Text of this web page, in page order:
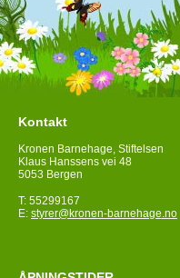
Kontakt
Kronen Barnehage, Stiftelsen
Klaus Hanssens vei 48
5053 Bergen
T: 55299167
E: styrer@kronen-barnehage.no